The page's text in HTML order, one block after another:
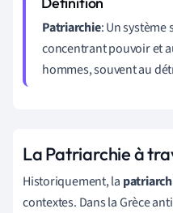
Patriarchie: Un
concentrant pouvoir et
hommes, souvent au
La Patriarchie à
Historiquement, la
contextes. Dans la Grèce